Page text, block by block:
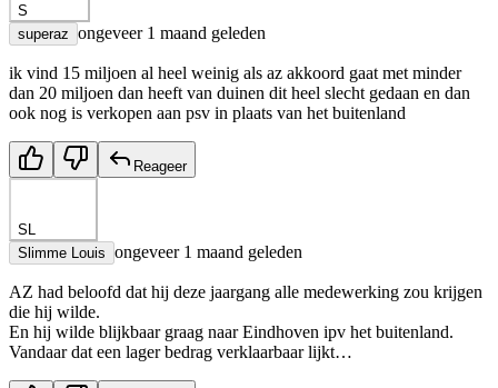
S
superaz ongeveer 1 maand geleden
ik vind 15 miljoen al heel weinig als az akkoord gaat met minder
dan 20 miljoen dan heeft van duinen dit heel slecht gedaan en dan
ook nog is verkopen aan psv in plaats van het buitenland
Reageer
SL
Slimme Louis ongeveer 1 maand geleden
AZ had beloofd dat hij deze jaargang alle medewerking zou krijgen
die hij wilde.
En hij wilde blijkbaar graag naar Eindhoven ipv het buitenland.
Vandaar dat een lager bedrag verklaarbaar lijkt…